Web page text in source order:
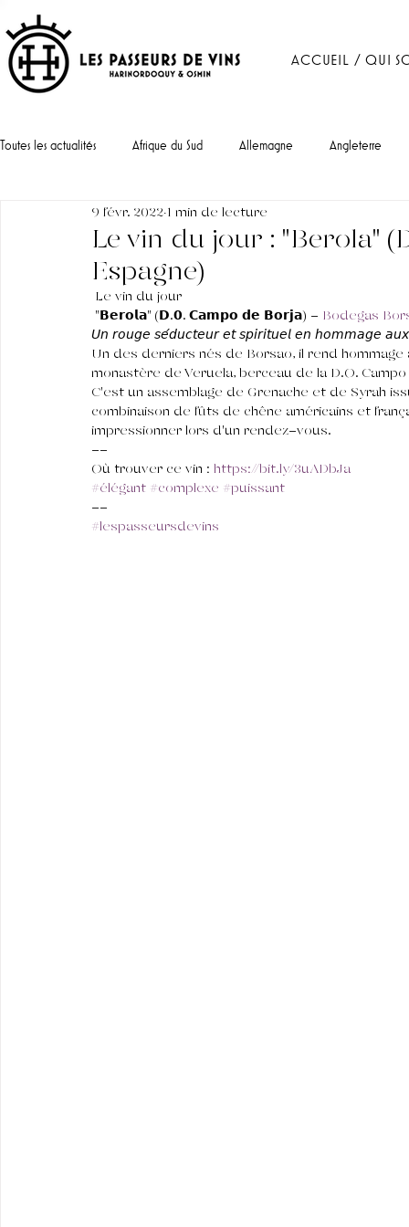
ACCUEIL / QUI
Toutes les actualités Afrique du Sud Allemagne Angleterre
Le vin du jour : "Berola"
Espagne)
9 févr. 2022 1 min de lecture
Le vin du jour
"𝗕𝗲𝗿𝗼𝗹𝗮" (𝗗.𝟬. 𝗖𝗮𝗺𝗽𝗼 𝗱𝗲 𝗕𝗼𝗿𝗷𝗮) - Bodegas
𝘜𝘯 𝘳𝘰𝘶𝘨𝘦 𝘴𝘦́𝘥𝘶𝘤𝘵𝘦𝘶𝘳 𝘦𝘵 𝘴𝘱𝘪𝘳𝘪𝘵𝘶𝘦𝘭 𝘦𝘯 𝘩𝘰𝘮𝘮𝘢𝘨𝘦
Un des derniers nés de Borsao, il rend
monastère de Veruela, berceau de la D.O.
C'est un assemblage de Grenache et de Syrah
combinaison de fûts de chêne américains et
impressionner lors d'un rendez-vous.
--
Où trouver ce vin : https://bit.ly/3uADbJa
#élégant #complexe #puissant
--
#lespasseursdevins